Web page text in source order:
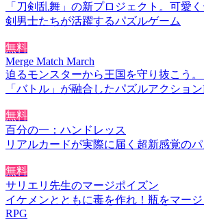
「刀剣乱舞」の新プロジェクト。可愛
剣男士たちが活躍するパズルゲーム
無料
Merge Match March
迫るモンスターから王国を守り抜こう
「バトル」が融合したパズルアクション
無料
百分の一：ハンドレッス
リアルカードが実際に届く超新感覚のパ
無料
サリエリ先生のマージポイズン
イケメンとともに毒を作れ！瓶をマー
RPG